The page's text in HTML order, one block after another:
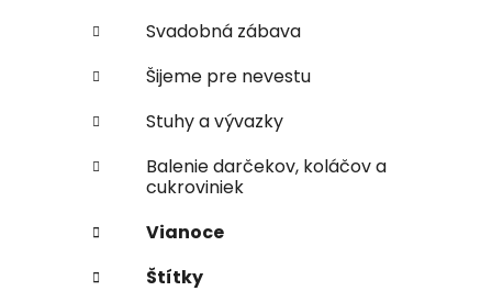
Svadobná zábava
Šijeme pre nevestu
Stuhy a vývazky
Balenie darčekov, koláčov a
cukroviniek
Vianoce
Štítky